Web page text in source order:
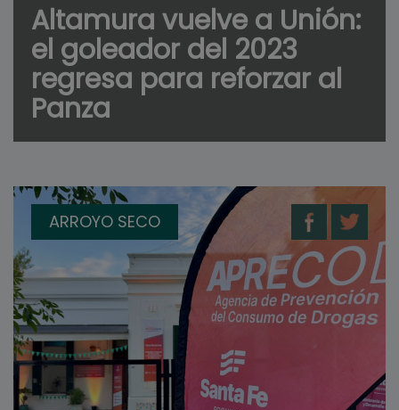
Altamura vuelve a Unión:
el goleador del 2023
regresa para reforzar al
Panza
ARROYO SECO